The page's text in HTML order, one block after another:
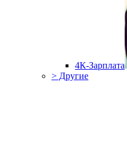
4К-Зарплата
> Другие